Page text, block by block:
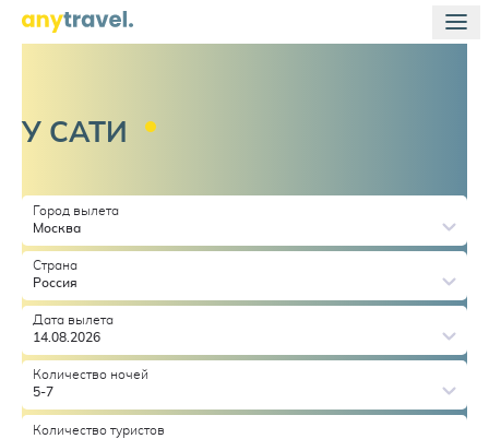
У САТИ
Город вылета
Москва
Страна
Россия
Дата вылета
14.08.2026
Количество ночей
5-7
Количество туристов